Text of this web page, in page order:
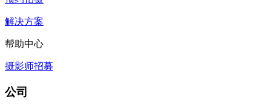
解决方案
帮助中心
摄影师招募
公司